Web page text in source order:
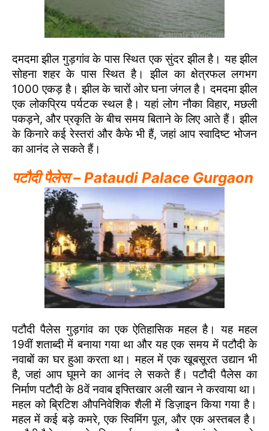
दमदमा झील गुड़गांव के पास स्थित एक सुंदर झील है। यह झील
सोहना शहर के पास स्थित है। झील का क्षेत्रफल लगभग
1000 एकड़ है। झील के चारों ओर घना जंगल है। दमदमा झील
एक लोकप्रिय पर्यटक स्थल है। यहां लोग नौका विहार, मछली
पकड़ने, और प्रकृति के बीच समय बिताने के लिए आते हैं। झील
के किनारे कई रेस्तरां और कैफे भी हैं, जहां आप स्वादिष्ट भोजन
का आनंद ले सकते हैं।
पटौदी पैलेस – Pataudi Palace Gurgaon
पटौदी पैलेस गुड़गांव का एक ऐतिहासिक महल है। यह महल
19वीं शताब्दी में बनाया गया था और यह एक समय में पटौदी के
नवाबों का घर हुआ करता था। महल में एक खूबसूरत उद्यान भी
है, जहां आप घूमने का आनंद ले सकते हैं। पटौदी पैलेस का
निर्माण पटौदी के 8वें नवाब इफ्तिखार अली खान ने करवाया था।
महल को ब्रिटिश औपनिवेशिक शैली में डिज़ाइन किया गया है।
महल में कई बड़े कमरे, एक स्विमिंग पूल, और एक अस्तबल है।